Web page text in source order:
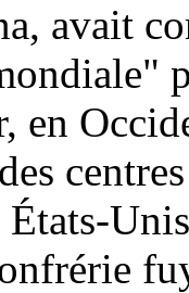
avait
en
États-